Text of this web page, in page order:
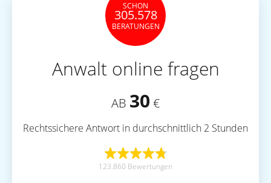
SCHON
305.578
BERATUNGEN
Anwalt online fragen
AB 30 €
Rechtssichere Antwort in durchschnittlich 2 Stunden
123.860 Bewertungen